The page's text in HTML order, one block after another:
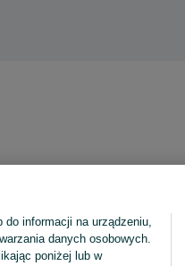
informacji na urządzeniu,
danych osobowych.
poniżej lub w